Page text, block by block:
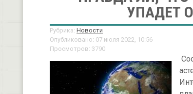
УПАДЕТ
Рубрика: Новости
Опубликовано: 07 июля 2022, 10:56
Просмотров: 3790